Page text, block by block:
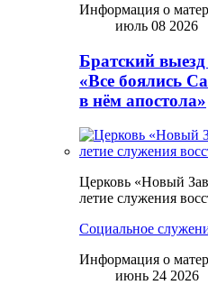
Информация о
июль 08 2026
Братский
«Все боялись
в нём апостола»
Церковь «Новый
летие служения
Социальное
Информация о
июнь 24 2026